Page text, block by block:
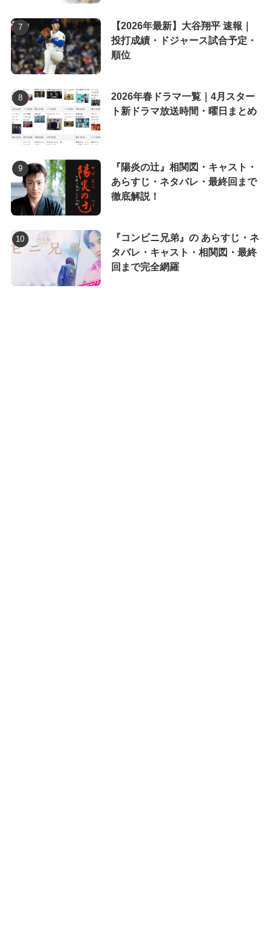
【2026年最新】大谷翔平 速報｜
投打成績・ドジャース試合予定・
順位
2026年春ドラマ一覧｜4月スター
ト新ドラマ放送時間・曜日まとめ
『陽炎の辻』相関図・キャスト・
あらすじ・ネタバレ・最終回まで
徹底解説！
『コンビニ兄弟』の あらすじ・ネ
タバレ・キャスト・相関図・最終
回まで完全網羅